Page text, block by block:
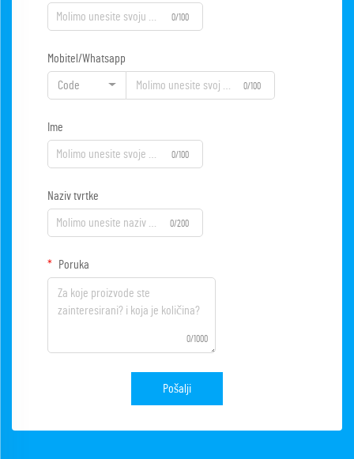
0/100
Mobitel/Whatsapp
Code 0/100
Ime
0/100
Naziv tvrtke
0/200
Poruka
0/1000
Pošalji